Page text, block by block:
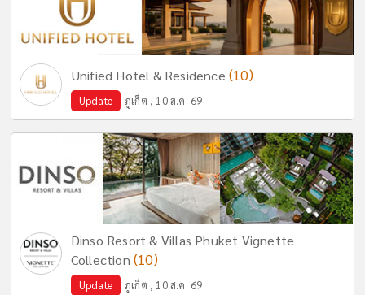
Unified Hotel & Residence (10)
Update ภูเก็ต , 10 ส.ค. 69
Dinso Resort & Villas Phuket Vignette
Collection (10)
Update ภูเก็ต , 10 ส.ค. 69